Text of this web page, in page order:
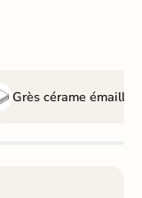
Grès cérame émaillé